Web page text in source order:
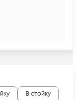
В стойку